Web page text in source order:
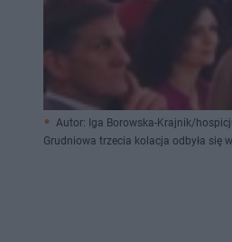
Autor: Iga Borowska-Krajnik/
Grudniowa trzecia kolacja odbyła się